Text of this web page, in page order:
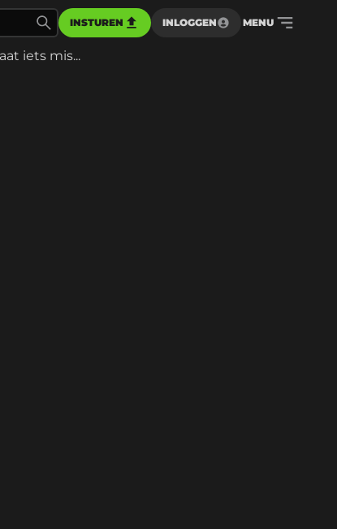
INSTUREN INLOGGEN MENU
iets mis...